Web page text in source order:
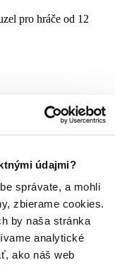
údajmi?
správate, a mohli
zbierame cookies.
by naša stránka
analytické
ako náš web
pro hráče od 12
máme však už
ponáhľajte sa!
do piatich dní.